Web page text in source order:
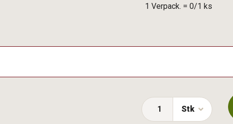
1 Verpack. = 0/1 ks
Stk